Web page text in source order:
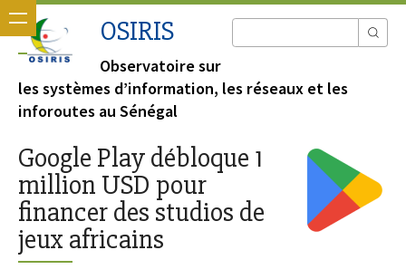
OSIRIS
Observatoire sur
les systèmes d’information, les réseaux et les
inforoutes au Sénégal
Google Play débloque 1
million USD pour
financer des studios de
jeux africains